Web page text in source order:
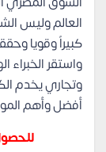
العالم وليس
كبيراً وقويا
واستقر
وتجاري يخدم
أفضل وأهم